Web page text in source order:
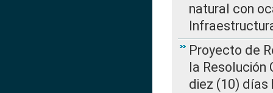
natural con
Proyecto de
la Resolución
diez (10) días